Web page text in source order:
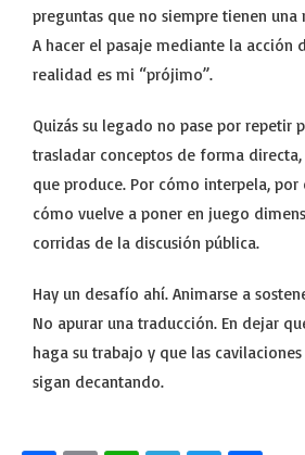
preguntas que no siempre tienen una
A hacer el pasaje mediante la acción
realidad es mi “prójimo”.
Quizás su legado no pase por repetir
trasladar conceptos de forma
que produce. Por cómo interpela,
cómo vuelve a poner en juego
corridas de la discusión pública.
Hay un desafío ahí. Animarse a
No apurar una traducción. En dejar
haga su trabajo y que las
sigan decantando.